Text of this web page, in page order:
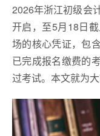
2026年浙江初级会
开启，至5月18日
场的核心凭证，包
已完成报名缴费的
过考试。本文就为